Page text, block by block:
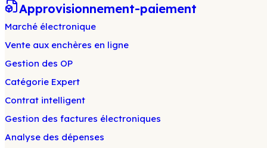
Approvisionnement-paiement
Marché électronique
Vente aux enchères en ligne
Gestion des OP
Catégorie Expert
Contrat intelligent
Gestion des factures électroniques
Analyse des dépenses